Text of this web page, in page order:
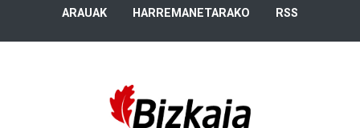
ARAUAK HARREMANETARAKO RSS